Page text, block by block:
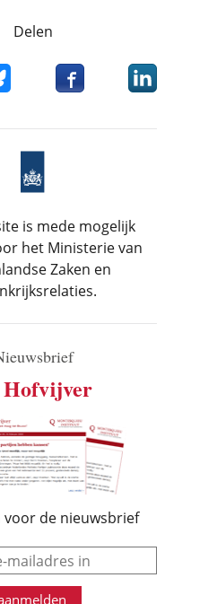
Delen
Xdit item op Bluesky
Deel dit item op
Deel dit
is mede mogelijk
het Ministerie van
Zaken en
Hofvijver
voor de nieuwsbrief
e-mail